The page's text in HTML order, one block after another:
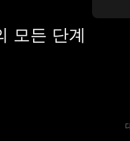
모든 단계